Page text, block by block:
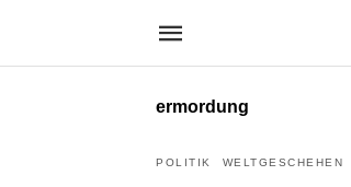
ermordung
POLITIK WELTGESCHEHEN